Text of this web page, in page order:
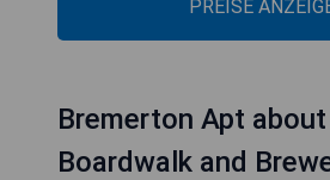
PREISE
Bremerton Apt
Boardwalk and